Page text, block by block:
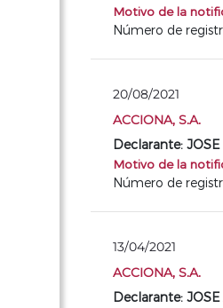
Motivo de la
Número de
20/08/2021
ACCIONA, S.A.
Declarante:
Motivo de la
Número de
13/04/2021
ACCIONA, S.A.
Declarante: